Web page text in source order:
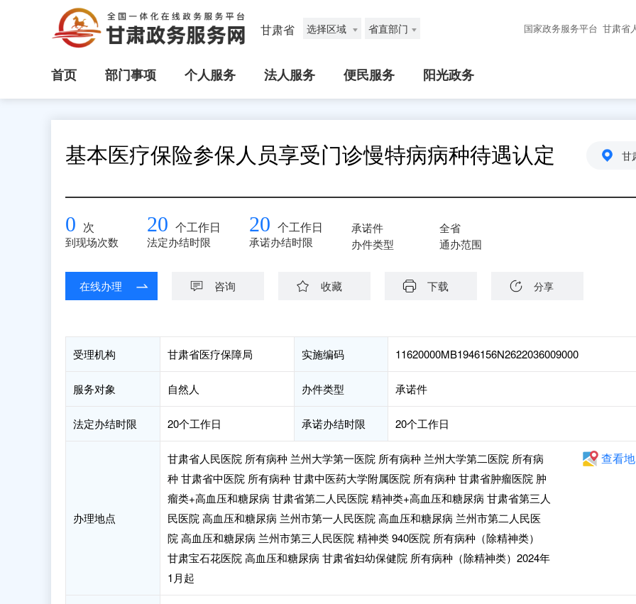
甘肃省 选择区域 省直部门 国家政务服务平台 甘肃省
首页 部门事项 个人服务 法人服务 便民服务 阳光政务
基本医疗保险参保人员享受门诊慢特病病种待遇认定 甘
0 次
到现场次数
20 个工作日
法定办结时限
20 个工作日
承诺办结时限
承诺件
办件类型
全省
通办范围
在线办理 咨询 收藏 下载 分享
受理机构 甘肃省医疗保障局 实施编码 11620000MB1946156N2622036009000
服务对象 自然人 办件类型 承诺件
法定办结时限 20个工作日 承诺办结时限 20个工作日
办理地点
甘肃省人民医院 所有病种 兰州大学第一医院 所有病种 兰州大学第二医院 所有病
种 甘肃省中医院 所有病种 甘肃中医药大学附属医院 所有病种 甘肃省肿瘤医院 肿
瘤类+高血压和糖尿病 甘肃省第二人民医院 精神类+高血压和糖尿病 甘肃省第三人
民医院 高血压和糖尿病 兰州市第一人民医院 高血压和糖尿病 兰州市第二人民医
院 高血压和糖尿病 兰州市第三人民医院 精神类 940医院 所有病种（除精神类）
甘肃宝石花医院 高血压和糖尿病 甘肃省妇幼保健院 所有病种（除精神类）2024年
1月起
查看